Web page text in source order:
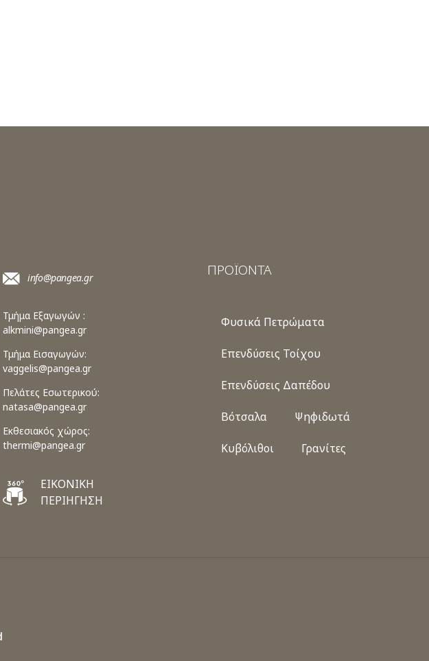
info@pangea.gr
Τμήμα Εξαγωγών :
alkmini@pangea.gr
Τμήμα Εισαγωγών:
vaggelis@pangea.gr
Πελάτες Εσωτερικού:
natasa@pangea.gr
Εκθεσιακός χώρος:
thermi@pangea.gr
ΕΙΚΟΝΙΚΗ
ΠΕΡΙΗΓΗΣΗ
ΠΡΟΪΟΝΤΑ
Φυσικά Πετρώματα
Επενδύσεις Τοίχου
Επενδύσεις Δαπέδου
Βότσαλα Ψηφιδωτά
Κυβόλιθοι Γρανίτες